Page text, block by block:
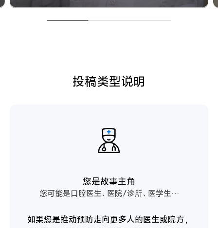
投稿类型说明
您是故事主角
您可能是口腔医生、医院/诊所、医学生…
如果您是推动预防走向更多人的医生或院方，